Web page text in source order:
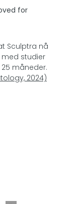
for
Sculptra nå
med studier
måneder.
2024)